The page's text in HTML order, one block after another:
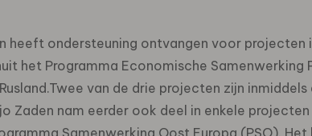
heeft ondersteuning ontvangen voor projecten
het Programma Economische Samenwerking
van de drie projecten zijn
Zaden nam eerder ook deel in enkele
Samenwerking Oost Europa (PSO).